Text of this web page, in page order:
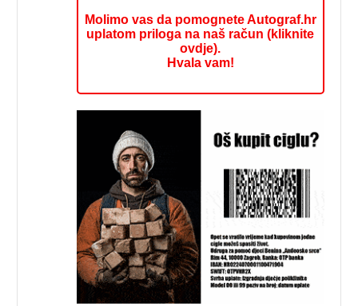
Molimo vas da pomognete Autograf.hr
uplatom priloga na naš račun (kliknite
ovdje).
Hvala vam!